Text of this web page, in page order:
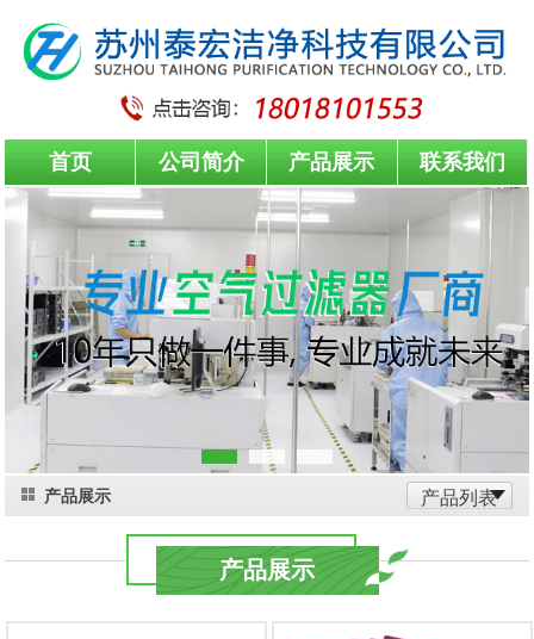
首页 公司简介 产品展示 联系我们
产品展示 产品列表
产品展示